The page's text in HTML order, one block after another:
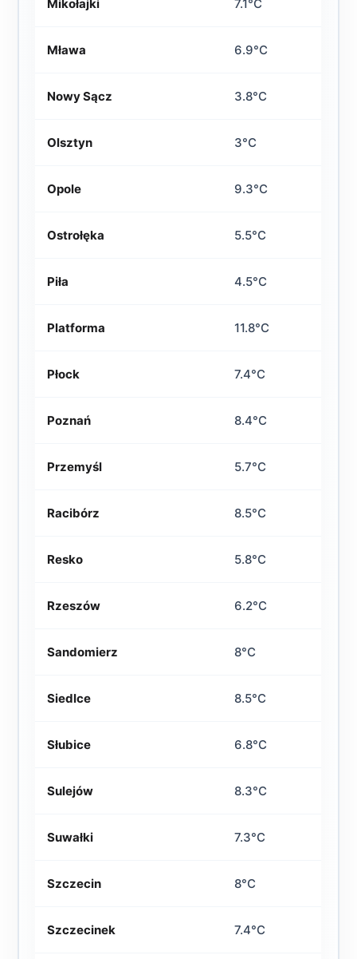
Mikołajki 7.1°C
Mława 6.9°C
Nowy Sącz 3.8°C
Olsztyn 3°C
Opole 9.3°C
Ostrołęka 5.5°C
Piła 4.5°C
Platforma 11.8°C
Płock 7.4°C
Poznań 8.4°C
Przemyśl 5.7°C
Racibórz 8.5°C
Resko 5.8°C
Rzeszów 6.2°C
Sandomierz 8°C
Siedlce 8.5°C
Słubice 6.8°C
Sulejów 8.3°C
Suwałki 7.3°C
Szczecin 8°C
Szczecinek 7.4°C